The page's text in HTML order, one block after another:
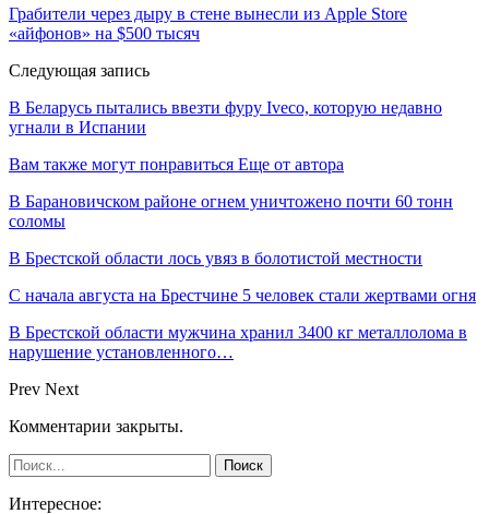
Грабители через дыру в стене вынесли из Apple Store
«айфонов» на $500 тысяч
Следующая запись
В Беларусь пытались ввезти фуру Iveco, которую недавно
угнали в Испании
Вам также могут понравиться Еще от автора
В Барановичском районе огнем уничтожено почти 60 тонн
соломы
В Брестской области лось увяз в болотистой местности
С начала августа на Брестчине 5 человек стали жертвами огня
В Брестской области мужчина хранил 3400 кг металлолома в
нарушение установленного…
Prev Next
Комментарии закрыты.
Интересное: